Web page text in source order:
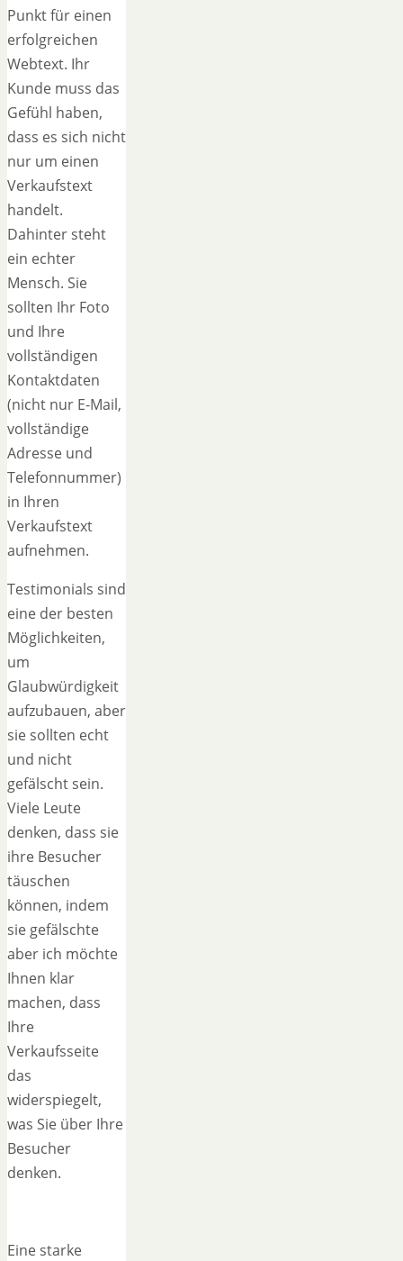
Punkt für einen
erfolgreichen
Webtext. Ihr
Kunde muss das
Gefühl haben,
dass es sich nicht
nur um einen
Verkaufstext
handelt.
Dahinter steht
ein echter
Mensch. Sie
sollten Ihr Foto
und Ihre
vollständigen
Kontaktdaten
(nicht nur E-Mail,
vollständige
Adresse und
Telefonnummer)
in Ihren
Verkaufstext
aufnehmen.
Testimonials sind
eine der besten
Möglichkeiten,
um
Glaubwürdigkeit
aufzubauen, aber
sie sollten echt
und nicht
gefälscht sein.
Viele Leute
denken, dass sie
ihre Besucher
täuschen
können, indem
sie gefälschte
aber ich möchte
Ihnen klar
machen, dass
Ihre
Verkaufsseite
das
widerspiegelt,
was Sie über Ihre
Besucher
denken.
Eine starke